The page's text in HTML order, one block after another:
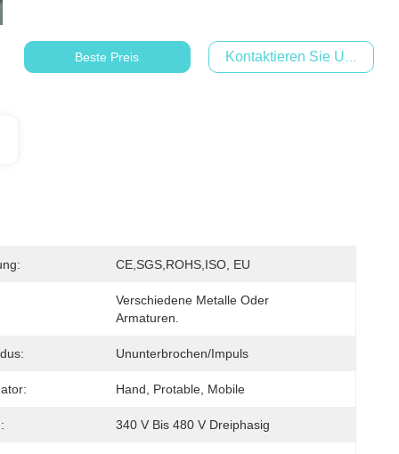
Beste Preis Kontaktieren Sie Uns Jetzt
CE,SGS,ROHS,ISO, EU
Verschiedene Metalle Oder
Armaturen.
Ununterbrochen/Impuls
Hand, Protable, Mobile
340 V Bis 480 V Dreiphasig